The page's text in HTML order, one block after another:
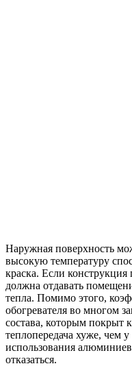
Наружная поверхность
высокую температуру
краска. Если
должна отдавать
тепла. Помимо этого,
обогревателя во многом
состава, которым покрыт
теплопередача хуже, чем
использования
отказаться.